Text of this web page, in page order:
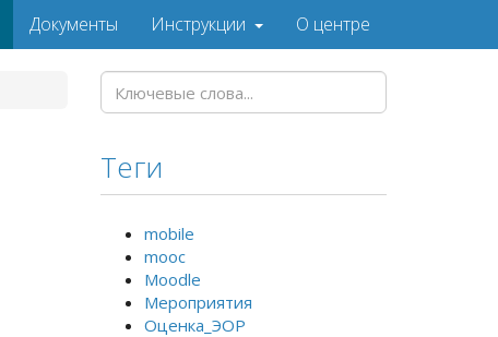
Документы Инструкции О центре
Теги
mobile
mooc
Moodle
Мероприятия
Оценка_ЭОР